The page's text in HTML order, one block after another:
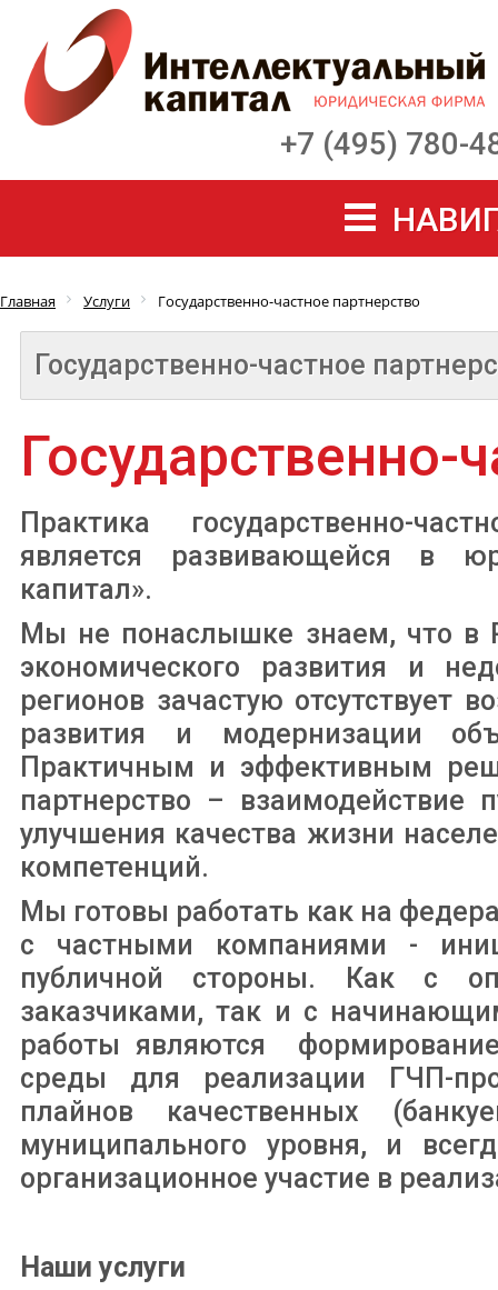
+7 (495) 780-
Главная Услуги Государственно-частное партнерство
Государственно-
Практика государственно-
является развивающейся в
капитал».
Мы не понаслышке знаем, что в
экономического развития и
регионов зачастую отсутствует
развития и модернизации
Практичным и эффективным
партнерство – взаимодействие
улучшения качества жизни
компетенций.
Мы готовы работать как на
с частными компаниями -
публичной стороны. Как с
заказчиками, так и с
работы являются
среды для реализации ГЧП-
плайнов качественных
муниципального уровня, и
организационное участие в
Наши услуги
Государственно-частное